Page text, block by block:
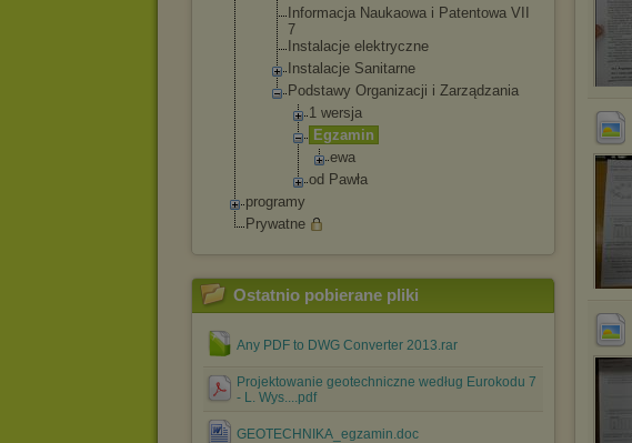
Informacja Naukaowa i Patentowa VII
7
Instalacje elektryczne
Instalacje Sanitarne
Podstawy Organizacji i Zarządzania
1 wersja
Egzamin
ewa
od Pawła
programy
Prywatne
Ostatnio pobierane pliki
Any PDF to DWG Converter 2013.rar
Projektowanie geotechniczne według Eurokodu 7
- L. Wys....pdf
GEOTECHNIKA_egzamin.doc